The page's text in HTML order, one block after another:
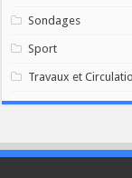
Sondages
Sport
Travaux et